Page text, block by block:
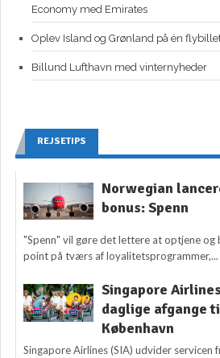
Economy med Emirates
Oplev Island og Grønland på én
Billund Lufthavn med vinternyheder
REJSETIPS
Norwegian
bonus: Spenn
"Spenn" vil gøre det lettere at optjene og
point på tværs af loyalitetsprogrammer,...
Singapore
daglige afgange
København
Singapore Airlines (SIA) udvider servicen